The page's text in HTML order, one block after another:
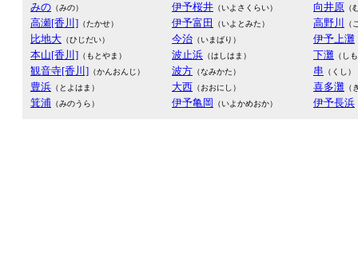
みの （みの）
高瀬[香川] （たかせ）
比地大 （ひじだい）
本山[香川] （もとやま）
観音寺[香川] （かんおんじ）
豊浜 （とよはま）
箕浦 （みのうら）
伊予桜井 （いよさくらい）
伊予富田 （いよとみた）
今治 （いまばり）
波止浜 （はしはま）
波方 （なみかた）
大西 （おおにし）
伊予亀岡 （いよかめおか）
向井原 （
高野川 （
伊予上灘
下灘 （し
串 （くし）
喜多灘 （
伊予長浜